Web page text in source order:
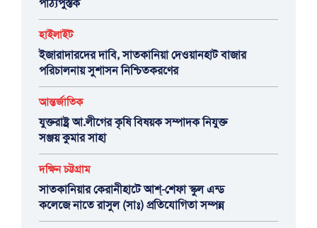
পাঠ্যপুস্তক
হাইলাইট
ইজারাদারদের দাবি, সাতকানিয়া দেওয়ানহাট বাজার
পরিচালনায় সুশাসন নিশ্চিতকরণের
আন্তর্জাতিক
যুক্তরাষ্ট্র আ.লীগের কৃষি বিষয়ক সম্পাদক নিযুক্ত
সঞ্জয় কুমার সাহা
দক্ষিন চট্টগ্রাম
সাতকানিয়ার কেরানীহাটে আশ্-শেফা স্কুল এন্ড
কলেজে নাতে রাসুল (সাঃ) প্রতিযোগিতা সম্পন্ন